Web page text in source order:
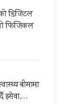
डिजिटल
फिजिकल
बीमामा
इसेवा,…